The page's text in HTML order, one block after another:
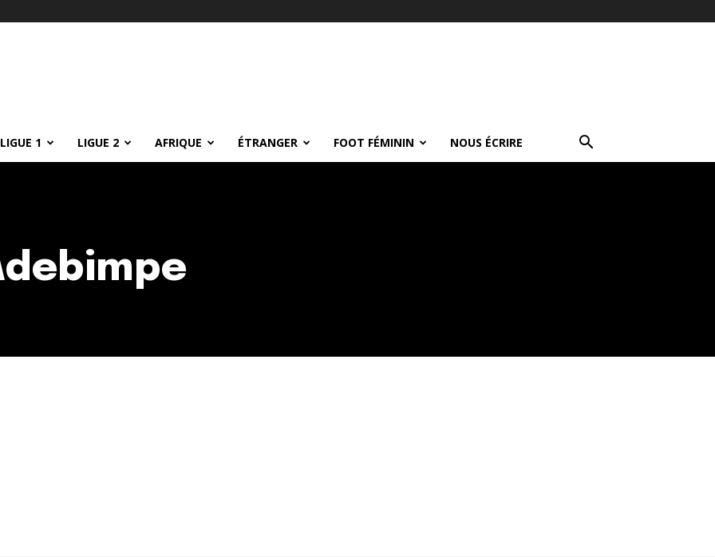
LIGUE 1 LIGUE 2 AFRIQUE ÉTRANGER FOOT FÉMININ NOUS ÉCRIRE